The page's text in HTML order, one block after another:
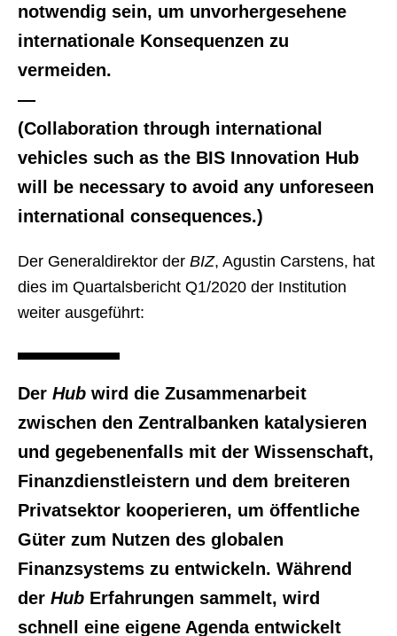
notwendig sein, um unvorhergesehene
internationale Konsequenzen zu
vermeiden.
—
(Collaboration through international
vehicles such as the BIS Innovation Hub
will be necessary to avoid any unforeseen
international consequences.)
Der Generaldirektor der BIZ, Agustin Carstens, hat
dies im Quartalsbericht Q1/2020 der Institution
weiter ausgeführt:
Der Hub wird die Zusammenarbeit
zwischen den Zentralbanken katalysieren
und gegebenenfalls mit der Wissenschaft,
Finanzdienstleistern und dem breiteren
Privatsektor kooperieren, um öffentliche
Güter zum Nutzen des globalen
Finanzsystems zu entwickeln. Während
der Hub Erfahrungen sammelt, wird
schnell eine eigene Agenda entwickelt